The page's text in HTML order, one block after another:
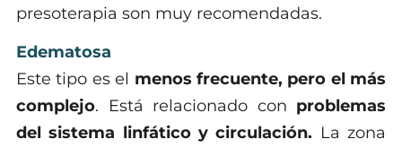
presoterapia son muy recomendadas.
Edematosa
Este tipo es el menos frecuente, pero el más
complejo. Está relacionado con problemas
del sistema linfático y circulación. La zona